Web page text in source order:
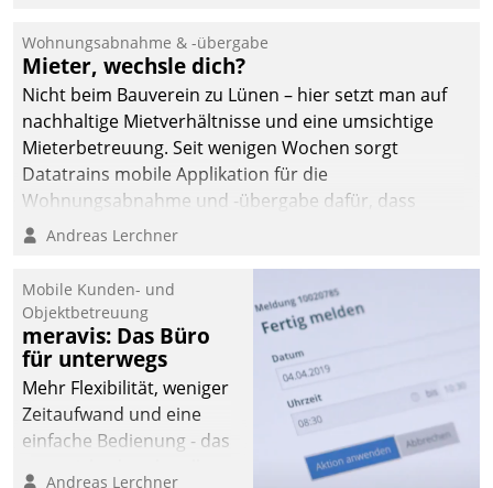
und Beschwerde-Management einen eigenen Kanal
ein.
Wohnungsabnahme & -übergabe
Mieter, wechsle dich?
Nicht beim Bauverein zu Lünen – hier setzt man auf
nachhaltige Mietverhältnisse und eine umsichtige
Mieterbetreuung. Seit wenigen Wochen sorgt
Datatrains mobile Applikation für die
Wohnungsabnahme und -übergabe dafür, dass
Mieter wohlgeordnet kommen und, so es sein muss,
Andreas Lerchner
Mobile Kunden- und
Objektbetreuung
meravis: Das Büro
für unterwegs
Mehr Flexibilität, weniger
Zeitaufwand und eine
einfache Bedienung - das
Andreas Lerchner